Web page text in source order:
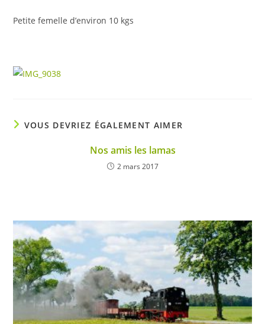
Petite femelle d’environ 10 kgs
VOUS DEVRIEZ ÉGALEMENT AIMER
Nos amis les lamas
2 mars 2017